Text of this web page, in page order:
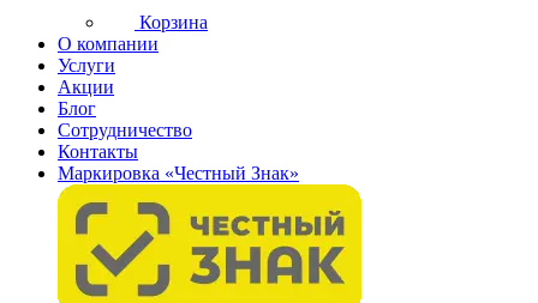
Корзина
О компании
Услуги
Акции
Блог
Сотрудничество
Контакты
Маркировка «Честный Знак»